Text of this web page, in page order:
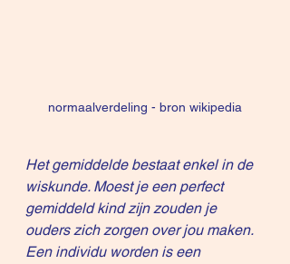
normaalverdeling - bron wikipedia
Het gemiddelde bestaat enkel in de
wiskunde. Moest je een perfect
gemiddeld kind zijn zouden je
ouders zich zorgen over jou maken.
Een individu worden is een